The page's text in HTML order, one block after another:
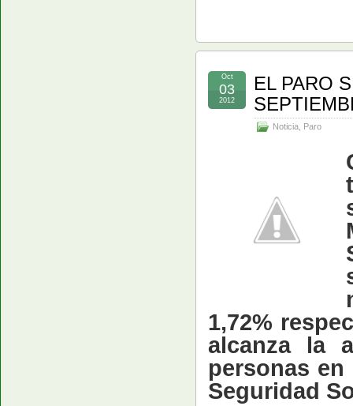
EL PARO
Noticia Paro
Oct
03
2012
1,72%
alcanza la
personas
Seguridad